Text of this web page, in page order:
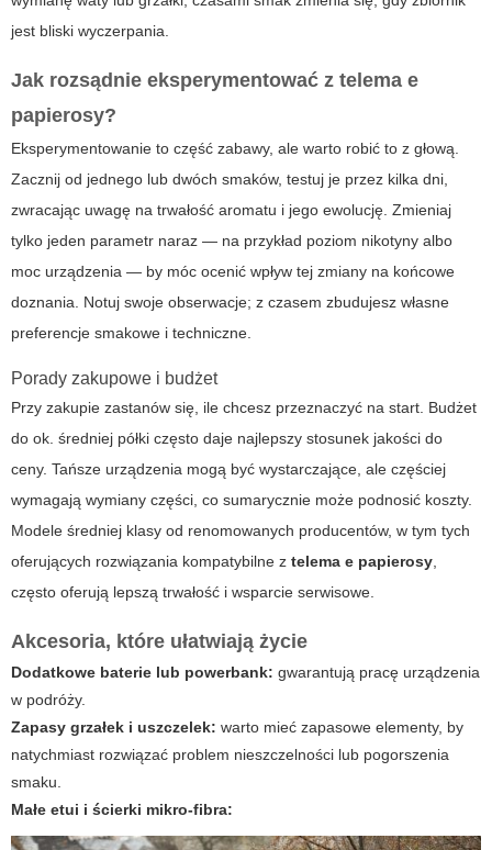
jest bliski wyczerpania.
Jak rozsądnie eksperymentować z telema e
papierosy?
Eksperymentowanie to część zabawy, ale warto robić to z głową.
Zacznij od jednego lub dwóch smaków, testuj je przez kilka dni,
zwracając uwagę na trwałość aromatu i jego ewolucję. Zmieniaj
tylko jeden parametr naraz — na przykład poziom nikotyny albo
moc urządzenia — by móc ocenić wpływ tej zmiany na końcowe
doznania. Notuj swoje obserwacje; z czasem zbudujesz własne
preferencje smakowe i techniczne.
Porady zakupowe i budżet
Przy zakupie zastanów się, ile chcesz przeznaczyć na start. Budżet
do ok. średniej półki często daje najlepszy stosunek jakości do
ceny. Tańsze urządzenia mogą być wystarczające, ale częściej
wymagają wymiany części, co sumarycznie może podnosić koszty.
Modele średniej klasy od renomowanych producentów, w tym tych
oferujących rozwiązania kompatybilne z telema e papierosy,
często oferują lepszą trwałość i wsparcie serwisowe.
Akcesoria, które ułatwiają życie
Dodatkowe baterie lub powerbank: gwarantują pracę urządzenia
w podróży.
Zapasy grzałek i uszczelek: warto mieć zapasowe elementy, by
natychmiast rozwiązać problem nieszczelności lub pogorszenia
smaku.
Małe etui i ścierki mikro-fibra: